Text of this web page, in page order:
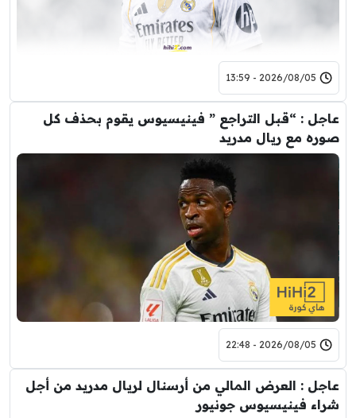
2026/08/05 - 13:59
عاجل : “قبل التراجع ” فينيسيوس يقوم بحذف كل
صوره مع ريال مدريد
2026/08/05 - 22:48
عاجل : العرض المالي من أرسنال لريال مدريد من أجل
شراء فينيسيوس جونيور